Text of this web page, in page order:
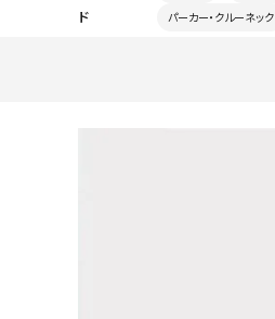
ド
パーカー・クルーネック